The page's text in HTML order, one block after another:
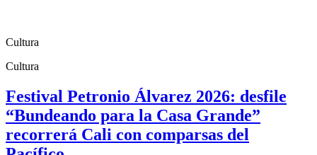
Cultura
Cultura
Festival Petronio Álvarez 2026: desfile
“Bundeando para la Casa Grande”
recorrerá Cali con comparsas del